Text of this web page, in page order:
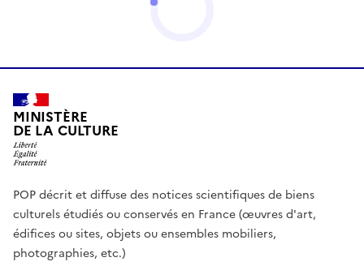
MINISTÈRE
DE LA CULTURE
POP décrit et diffuse des notices scientifiques de biens
culturels étudiés ou conservés en France (œuvres d'art,
édifices ou sites, objets ou ensembles mobiliers,
photographies, etc.)